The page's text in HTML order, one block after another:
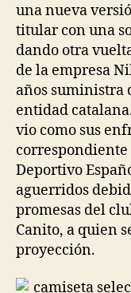
una nueva
titular con una
dando otra
de la empresa
años suministra
entidad
vio como sus
Deportivo
aguerridos
promesas del
Canito, a quien
proyección.